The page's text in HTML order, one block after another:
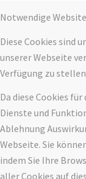
Notwendige
Diese Cookies sind
unserer Webseite
Verfügung zu
Da diese Cookies
Dienste und
Ablehnung
Webseite. Sie
indem Sie Ihre
aller Cookies auf